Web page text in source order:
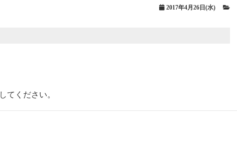
2017年4月26日(水)
してください。